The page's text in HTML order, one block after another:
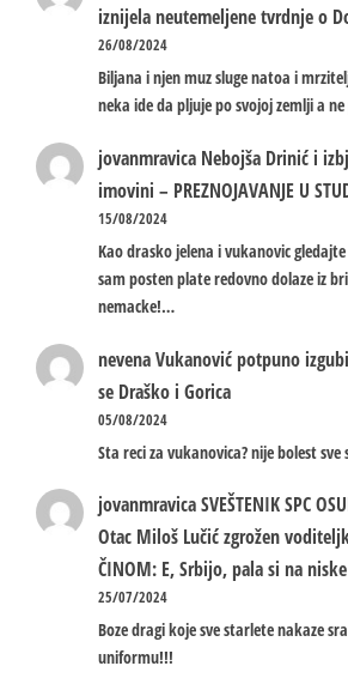
iznijela neutemeljene tvrdnje o
26/08/2024
Biljana i njen muz sluge natoa i
neka ide da pljuje po svojoj zemlji a
jovanmravica Nebojša Drinić i
imovini – PREZNOJAVANJE U
15/08/2024
Kao drasko jelena i vukanovic
sam posten plate redovno dolaze iz
nemacke!…
nevenaVukanović potpuno
se Draško i Gorica
05/08/2024
Sta reci za vukanovica? nije bolest
jovanmravicaSVEŠTENIK SPC
Otac Miloš Lučić zgrožen
ČINOM: E, Srbijo, pala si na
25/07/2024
Boze dragi koje sve starlete nakaze
uniformu!!!